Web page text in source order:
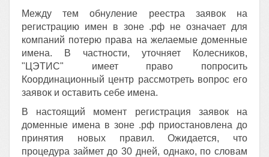
Между тем обнуление реестра заявок на
регистрацию имен в зоне .рф не означает для
компаний потерю права на желаемые доменные
имена. В частности, уточняет Колесников,
"ЦЭТИС" имеет право попросить
Координационный центр рассмотреть вопрос его
заявок и оставить себе имена.
В настоящий момент регистрация заявок на
доменные имена в зоне .рф приостановлена до
принятия новых правил. Ожидается, что
процедура займет до 30 дней, однако, по словам